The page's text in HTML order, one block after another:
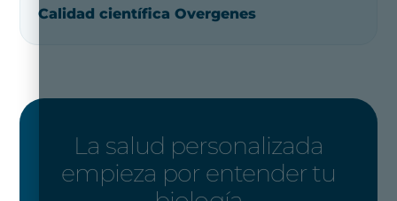
Calidad científica Overgenes
La salud personalizada
empieza por entender tu